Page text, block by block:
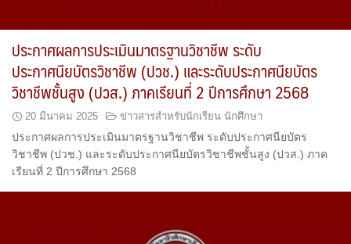
ประกาศผลการประเมินมาตรฐานวิชาชีพ ระดับ
ประกาศนียบัตรวิชาชีพ (ปวช.) และระดับประกาศนียบัตร
วิชาชีพชั้นสูง (ปวส.) ภาคเรียนที่ 2 ปีการศึกษา 2568
20 มีนาคม 2025 ข่าวสารสำหรับนักเรียน นักศึกษา
ประกาศผลการประเมินมาตรฐานวิชาชีพ ระดับประกาศนียบัตร
วิชาชีพ (ปวช.) และระดับประกาศนียบัตรวิชาชีพชั้นสูง (ปวส.) ภาค
เรียนที่ 2 ปีการศึกษา 2568